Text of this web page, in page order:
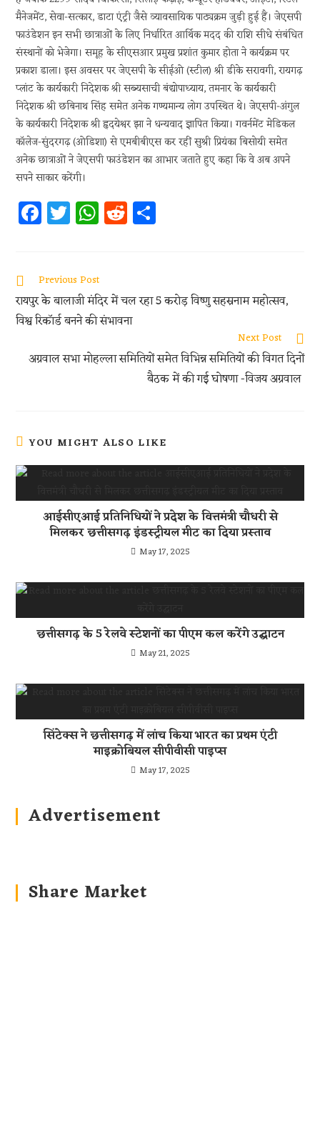
मैनेजमेंट, सेवा-सत्कार, डाटा एंट्री जैसे व्यावसायिक पाठ्यक्रम जुड़ी हुई हैं। जेएसपी
फाउंडेशन इन सभी छात्राओं के लिए निर्धारित आर्थिक मदद की राशि सीधे संबंधित
संस्थानों को भेजेगा। समूह के सीएसआर प्रमुख प्रशांत कुमार होता ने कार्यक्रम पर
प्रकाश डाला। इस अवसर पर जेएसपी के सीईओ (स्टील) श्री डीके सरावगी, रायगढ़
प्लांट के कार्यकारी निदेशक श्री सब्यसाची बंद्योपाध्याय, तमनार के कार्यकारी
निदेशक श्री छबिनाथ सिंह समेत अनेक गण्यमान्य लोग उपस्थित थे। जेएसपी-अंगुल
के कार्यकारी निदेशक श्री हृदयेश्वर झा ने धन्यवाद ज्ञापित किया। गवर्नमेंट मेडिकल
कॉलेज-सुंदरगढ़ (ओडिशा) से एमबीबीएस कर रहीं सुश्री प्रियंका बिसोयी समेत
अनेक छात्राओं ने जेएसपी फाउंडेशन का आभार जताते हुए कहा कि वे अब अपने
सपने साकार करेंगी।
Fa
ce
oo
k
T
w
er
W
h
s
A
p
p
R
e
t
Previous Post
रायपुर के बालाजी मंदिर में चल रहा 5 करोड़ विष्णु सहस्रनाम महोत्सव,
विश्व रिकॉर्ड बनने की संभावना
Next Post
अग्रवाल सभा मोहल्ला समितियों समेत विभिन्न समितियों की विगत दिनों
बैठक में की गई घोषणा -विजय अग्रवाल
YOU MIGHT ALSO LIKE
आईसीएआई प्रतिनिधियों ने प्रदेश के वित्तमंत्री चौधरी से
मिलकर छत्तीसगढ़ इंडस्ट्रीयल मीट का दिया प्रस्ताव
May 17, 2025
छत्तीसगढ़ के 5 रेलवे स्टेशनों का पीएम कल करेंगे उद्घाटन
May 21, 2025
सिंटेक्स ने छत्तीसगढ़ में लांच किया भारत का प्रथम एंटी
माइक्रोबियल सीपीवीसी पाइप्स
May 17, 2025
Advertisement
Share Market